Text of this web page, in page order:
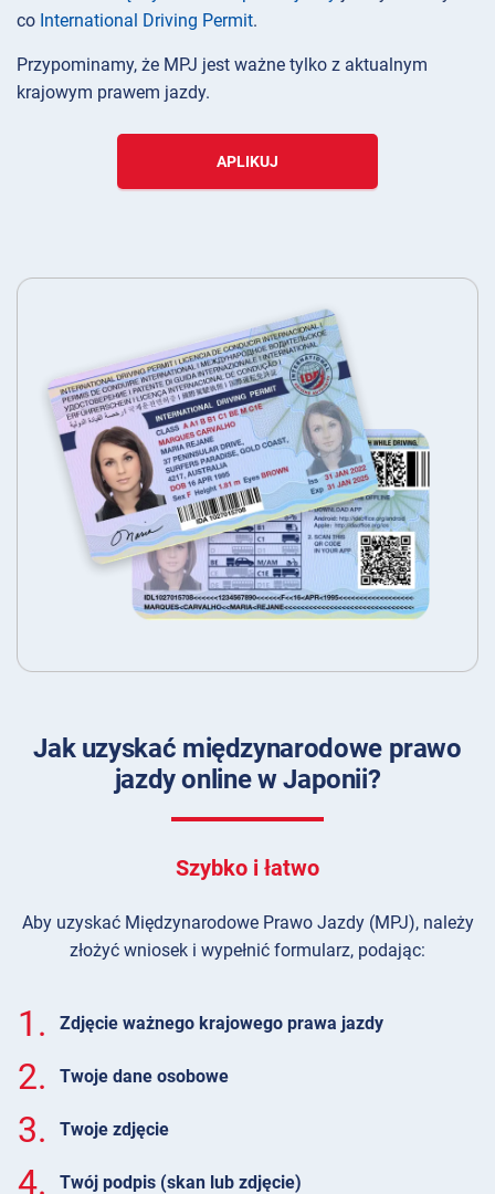
co International Driving Permit.
Przypominamy, że MPJ jest ważne tylko z aktualnym
krajowym prawem jazdy.
APLIKUJ
Jak uzyskać międzynarodowe prawo
jazdy online w Japonii?
Szybko i łatwo
Aby uzyskać Międzynarodowe Prawo Jazdy (MPJ), należy
złożyć wniosek i wypełnić formularz, podając:
1. Zdjęcie ważnego krajowego prawa jazdy
2. Twoje dane osobowe
3. Twoje zdjęcie
4. Twój podpis (skan lub zdjęcie)